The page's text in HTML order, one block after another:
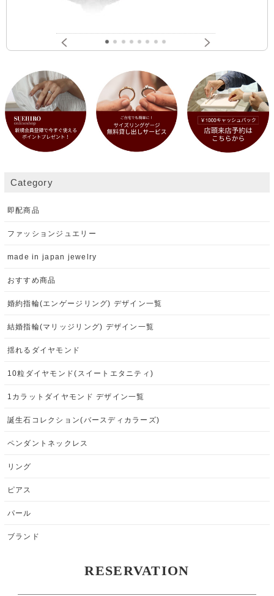
Category
即配商品
ファッションジュエリー
made in japan jewelry
おすすめ商品
婚約指輪(エンゲージリング) デザイン一覧
結婚指輪(マリッジリング) デザイン一覧
揺れるダイヤモンド
10粒ダイヤモンド(スイートエタニティ)
1カラットダイヤモンド デザイン一覧
誕生石コレクション(バースディカラーズ)
ペンダントネックレス
リング
ピアス
パール
ブランド
RESERVATION